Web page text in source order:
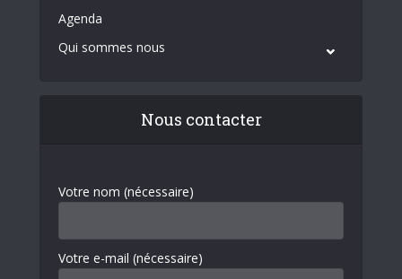
Agenda
Qui sommes nous
Nous contacter
Votre nom (nécessaire)
Votre e-mail (nécessaire)